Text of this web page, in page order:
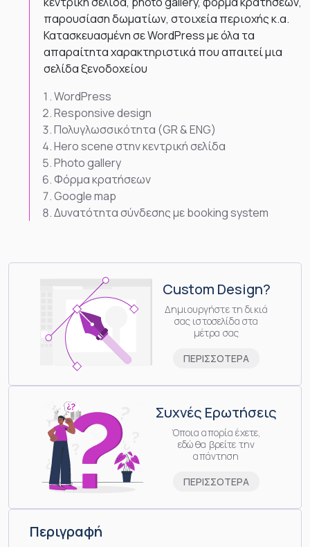
παρουσίαση δωματίων, στοιχεία περιοχής κ.α.
Κατασκευασμένη σε WordPress με όλα τα
απαραίτητα χαρακτηριστικά που απαιτεί μια
σελίδα ξενοδοχείου
WordPress
Responsive design
Πολυγλωσσικότητα (GR & ENG)
Hero scene στην κεντρική σελίδα
Photo gallery
Φόρμα κρατήσεων
Google map
Δυνατότητα σύνδεσης με booking system
Custom Design?
Δημιουργήστε τη δικιά
σας ιστοσελίδα στα
μέτρα σας
ΠΕΡΙΣΣΟΤΕΡΑ
Συχνές Ερωτήσεις
Όποια απορία έχετε,
εδώ θα βρείτε την
απάντηση
ΠΕΡΙΣΣΟΤΕΡΑ
Περιγραφή